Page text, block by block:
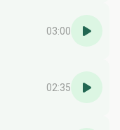
03:00
02:35